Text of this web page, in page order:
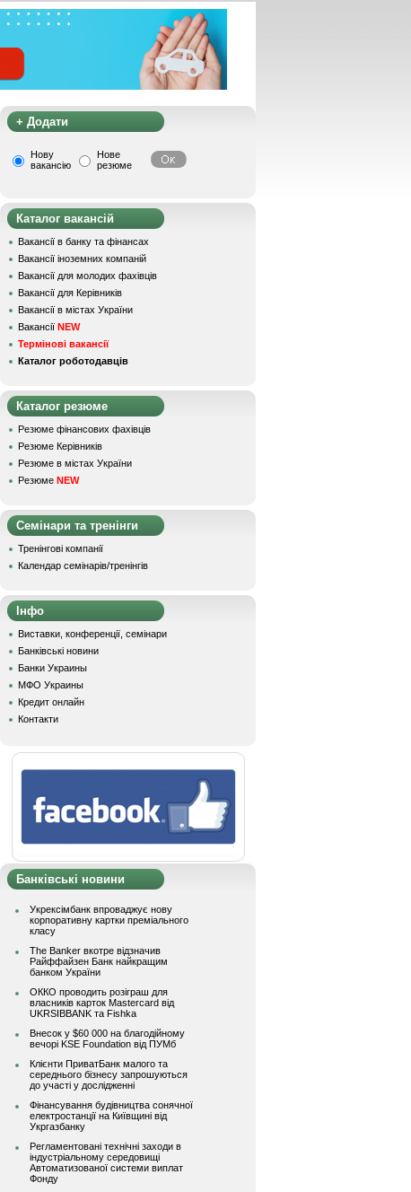
+ Додати
Нову
вакансію
Нове
резюме
Каталог вакансій
Вакансії в банку та фінансах
Вакансії іноземних компаній
Вакансії для молодих фахівців
Вакансії для Керівників
Вакансії в містах України
Вакансії NEW
Термінові вакансії
Каталог роботодавців
Каталог резюме
Резюме фінансових фахівців
Резюме Керівників
Резюме в містах України
Резюме NEW
Семінари та тренінги
Тренінгові компанії
Календар семінарів/тренінгів
Інфо
Виставки, конференції, семінари
Банківські новини
Банки Украины
МФО Украины
Кредит онлайн
Контакти
Банківські новини
Укрексімбанк впроваджує нову
корпоративну картки преміального
класу
The Banker вкотре відзначив
Райффайзен Банк найкращим
банком України
ОККО проводить розіграш для
власників карток Mastercard від
UKRSIBBANK та Fishka
Внесок у $60 000 на благодійному
вечорі KSE Foundation від ПУМб
Клієнти ПриватБанк малого та
середнього бізнесу запрошуються
до участі у дослідженні
Фінансування будівництва сонячної
електростанції на Київщині від
Укргазбанку
Регламентовані технічні заходи в
індустріальному середовищі
Автоматизованої системи виплат
Фонду